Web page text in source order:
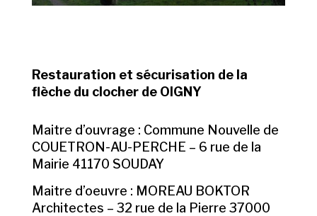
Restauration et sécurisation de la
flèche du clocher de OIGNY
Maitre d’ouvrage : Commune Nouvelle de
COUETRON-AU-PERCHE – 6 rue de la
Mairie 41170 SOUDAY
Maitre d’oeuvre : MOREAU BOKTOR
Architectes – 32 rue de la Pierre 37000